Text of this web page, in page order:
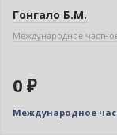
Гонгало Б.М.
Международное
0 ₽
Международное